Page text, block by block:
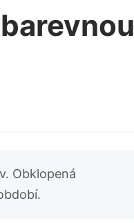
Obklopená